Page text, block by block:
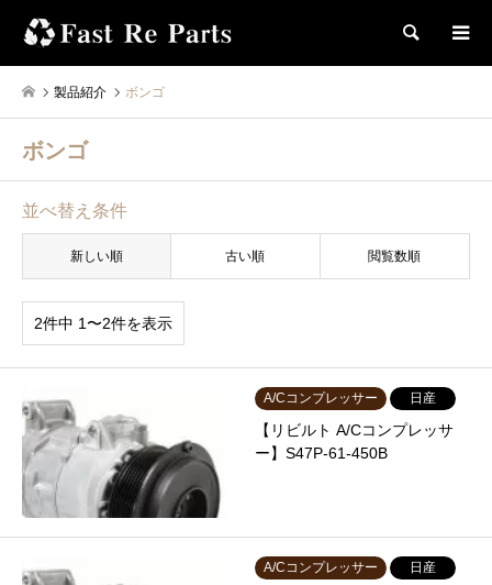
検索
製品紹介 ボンゴ
ボンゴ
並べ替え条件
新しい順 古い順 閲覧数順
2件中 1〜2件を表示
A/Cコンプレッサー 日産
【リビルト A/Cコンプレッサ
ー】S47P-61-450B
A/Cコンプレッサー 日産